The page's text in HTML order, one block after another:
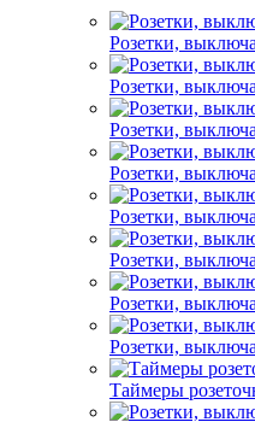
Розетки,
Розетки,
Розетки,
Розетки,
Розетки,
Розетки,
Розетки,
Розетки,
Таймеры